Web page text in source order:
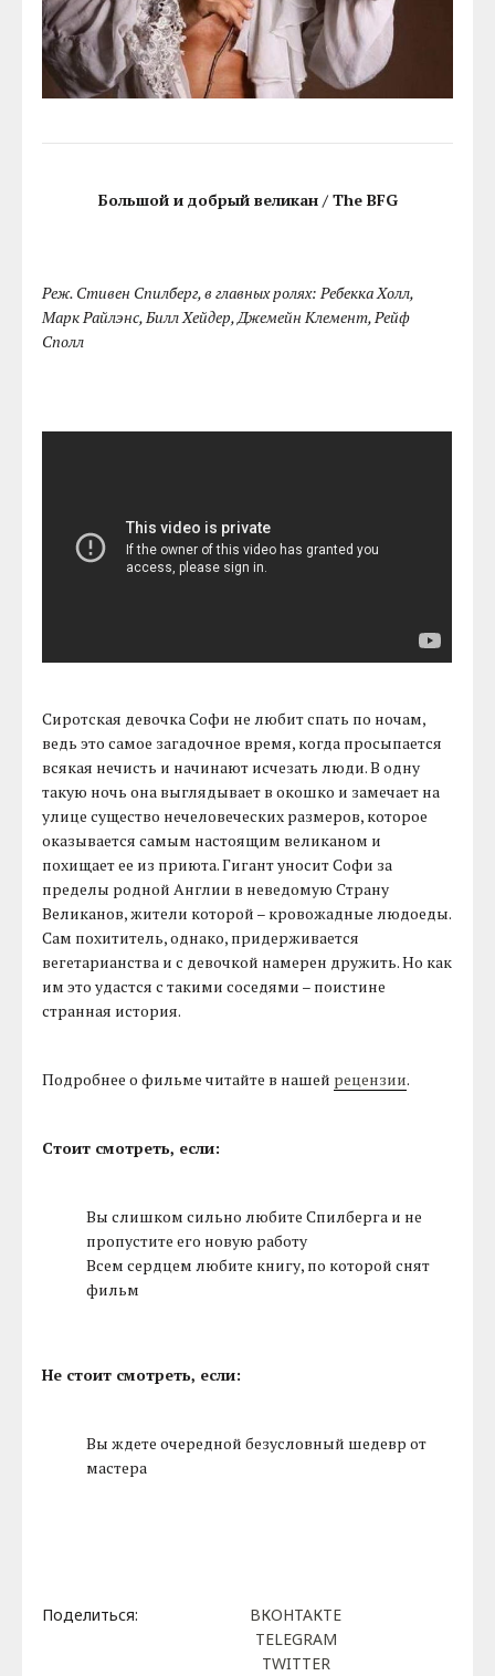
Большой и добрый великан / The BFG
Реж. Стивен Спилберг, в главных ролях: Ребекка Холл,
Марк Райлэнс, Билл Хейдер, Джемейн Клемент, Рейф
Сполл
Сиротская девочка Софи не любит спать по ночам,
ведь это самое загадочное время, когда просыпается
всякая нечисть и начинают исчезать люди. В одну
такую ночь она выглядывает в окошко и замечает на
улице существо нечеловеческих размеров, которое
оказывается самым настоящим великаном и
похищает ее из приюта. Гигант уносит Софи за
пределы родной Англии в неведомую Страну
Великанов, жители которой – кровожадные людоеды.
Сам похититель, однако, придерживается
вегетарианства и с девочкой намерен дружить. Но как
им это удастся с такими соседями – поистине
странная история.
Подробнее о фильме читайте в нашей рецензии.
Стоит смотреть, если:
Вы слишком сильно любите Спилберга и не
пропустите его новую работу
Всем сердцем любите книгу, по которой снят
фильм
Не стоит смотреть, если:
Вы ждете очередной безусловный шедевр от
мастера
Поделиться:
ВКОНТАКТЕ
TELEGRAM
TWITTER